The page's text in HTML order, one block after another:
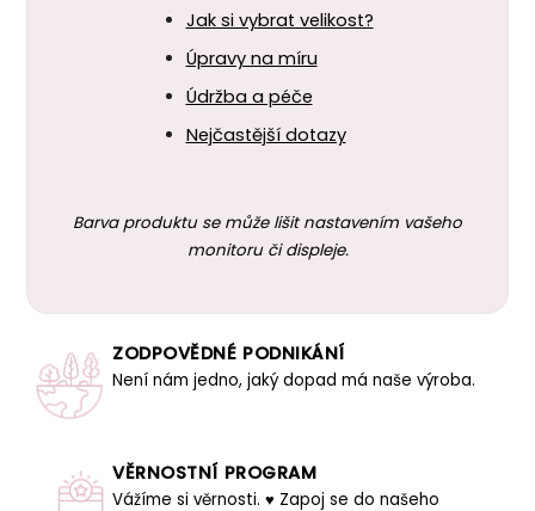
Jak si vybrat velikost?
Úpravy na míru
Údržba a péče
Nejčastější dotazy
Barva produktu se může lišit nastavením vašeho
monitoru či displeje.
ZODPOVĚDNÉ PODNIKÁNÍ
Není nám jedno, jaký dopad má naše výroba.
VĚRNOSTNÍ PROGRAM
Vážíme si věrnosti. ♥ Zapoj se do našeho